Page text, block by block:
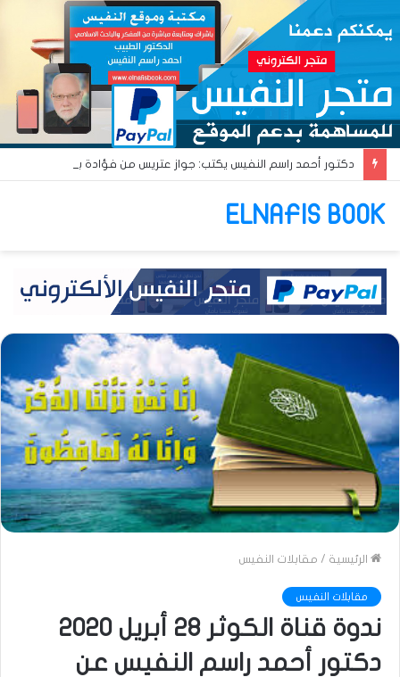
ELNAFIS BOOK
الرئيسية / مقابلات النفيس
مقابلات النفيس
ندوة قناة الكوثر 28 أبريل 2020
دكتور أحمد راسم النفيس عن